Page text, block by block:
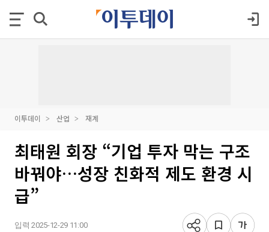
이투데이 산업 재계
최태원 회장 “기업 투자 막는 구조
바꿔야…성장 친화적 제도 환경 시
급”
입력 2025-12-29 11:00